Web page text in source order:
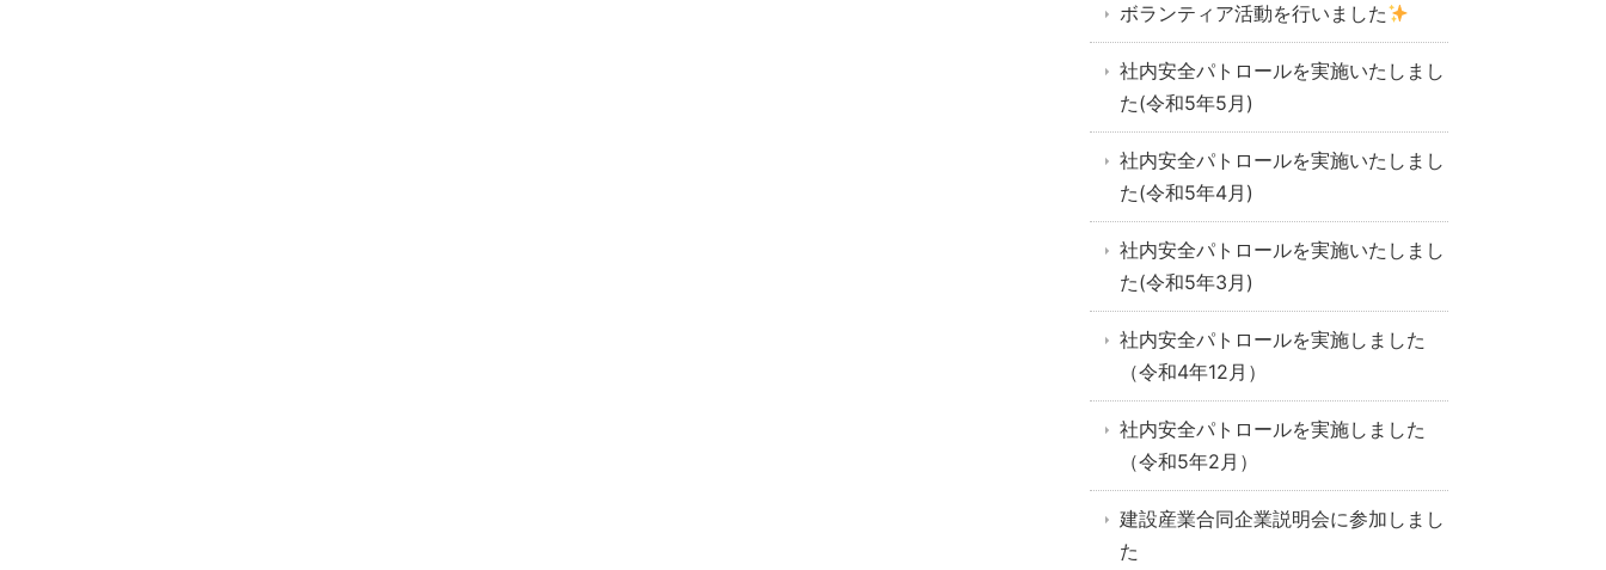
ボランティア活動を行いました
社内安全パトロールを実施いたしまし
た(令和5年5月)
社内安全パトロールを実施いたしまし
た(令和5年4月)
社内安全パトロールを実施いたしまし
た(令和5年3月)
社内安全パトロールを実施しました
（令和4年12月）
社内安全パトロールを実施しました
（令和5年2月）
建設産業合同企業説明会に参加しまし
た